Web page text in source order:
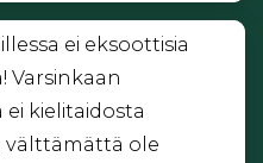
ei eksoottisia
Varsinkaan
ei kielitaidosta
välttämättä ole